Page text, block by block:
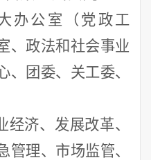
办公室（党政工
、 政法和社会事业
、团委、关工委、
经济、发展改革、
管理、市场监管、